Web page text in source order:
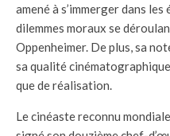
amené à s’immerger dans
dilemmes moraux se
Oppenheimer. De plus, sa
sa qualité
que de réalisation.
Le cinéaste reconnu